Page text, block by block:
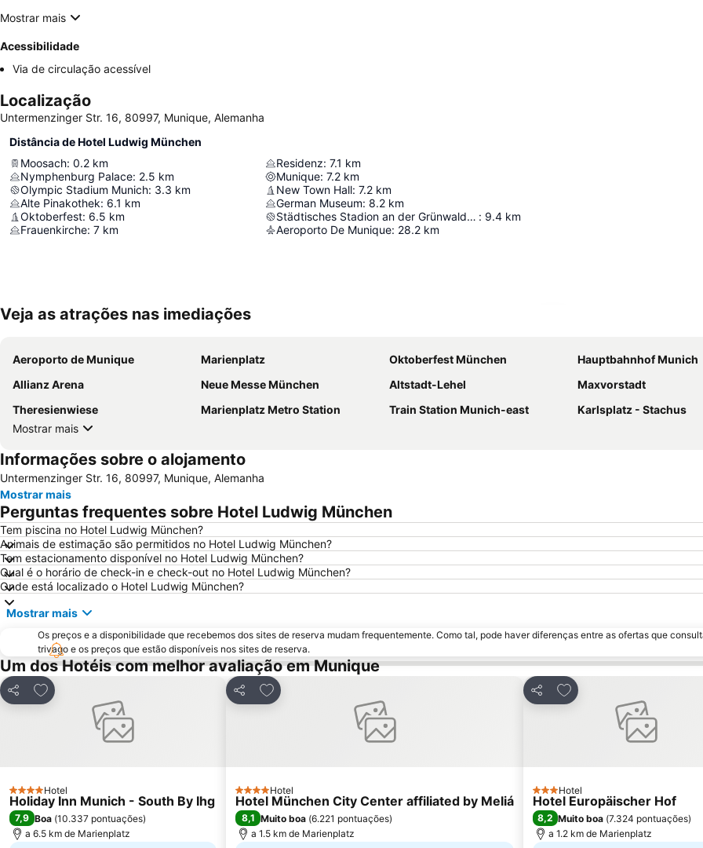
Mostrar mais
Acessibilidade
Via de circulação acessível
Localização
Untermenzinger Str. 16, 80997, Munique, Alemanha
Distância de Hotel Ludwig München
Moosach: 0.2 km
Nymphenburg Palace: 2.5 km
Olympic Stadium Munich: 3.3 km
Alte Pinakothek: 6.1 km
Oktoberfest: 6.5 km
Frauenkirche: 7 km
Residenz: 7.1 km
Munique: 7.2 km
New Town Hall: 7.2 km
German Museum: 8.2 km
Städtisches Stadion an der Grünwalder Straße : 9.4 km
Aeroporto De Munique: 28.2 km
Veja as atrações nas imediações
Aeroporto de Munique Marienplatz Oktoberfest München
Hauptbahnhof Munich
Allianz Arena
Neue Messe München Altstadt-Lehel
Maxvorstadt
Theresienwiese
Marienplatz Metro Station Train Station Munich-east
Karlsplatz - Stachus
Mostrar mais
Informações sobre o alojamento
Untermenzinger Str. 16, 80997, Munique, Alemanha
Mostrar mais
Perguntas frequentes sobre Hotel Ludwig München
Tem piscina no Hotel Ludwig München?
Animais de estimação são permitidos no Hotel Ludwig München?
Tem estacionamento disponível no Hotel Ludwig München?
Qual é o horário de check-in e check-out no Hotel Ludwig München?
Onde está localizado o Hotel Ludwig München?
Mostrar mais
Os preços e a disponibilidade que recebemos dos sites de reserva mudam frequentemente. Como tal, pode haver diferenças entre as ofertas que
trivago e os preços que estão disponíveis nos sites de reserva.
Um dos Hotéis com melhor avaliação em Munique
Partilhar
Adicionar aos favoritos
4 Estrelas
Hotel
Holiday Inn Munich - South By Ihg
7,9 Boa (10.337 pontuações)
a 6.5 km de Marienplatz
Partilhar
Adicionar aos favoritos
4 Estrelas
Hotel
Hotel München City Center affiliated by Meliá
8,1 Muito boa (6.221 pontuações)
a 1.5 km de Marienplatz
Partilhar
Adicionar aos favoritos
3 Estrelas
Hotel
Hotel Europäischer Hof
8,2 Muito boa (7.324 pontuações)
a 1.2 km de Marienplatz